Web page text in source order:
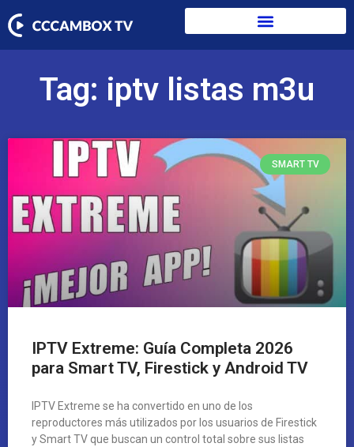
Tag: iptv listas m3u
SMART TV
IPTV Extreme: Guía Completa 2026
para Smart TV, Firestick y Android TV
IPTV Extreme se ha convertido en uno de los
reproductores más utilizados por los usuarios de Firestick
y Smart TV que buscan un control total sobre sus listas